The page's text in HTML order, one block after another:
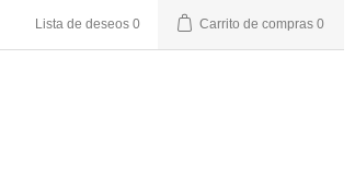
Lista de deseos 0 Carrito de compras 0